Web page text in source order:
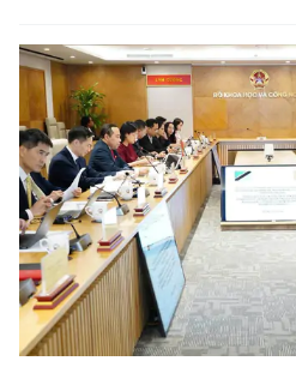
(Ghi rõ nguồn "https://mst.gov.vn"